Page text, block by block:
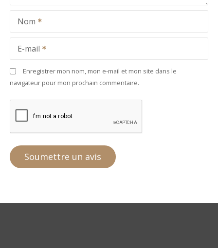
Nom
E-mail
Enregistrer mon nom, mon e-mail et mon site dans le
navigateur pour mon prochain commentaire.